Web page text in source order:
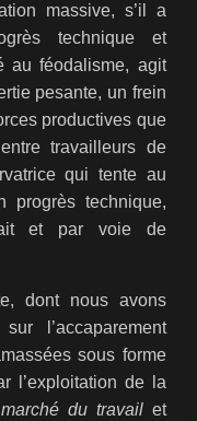
massive, s’il a
technique et
au féodalisme, agit
pesante, un frein
productives que
travailleurs de
qui tente au
progrès technique,
et par voie de
dont nous avons
l’accaparement
sous forme
l’exploitation de la
marché du travail et